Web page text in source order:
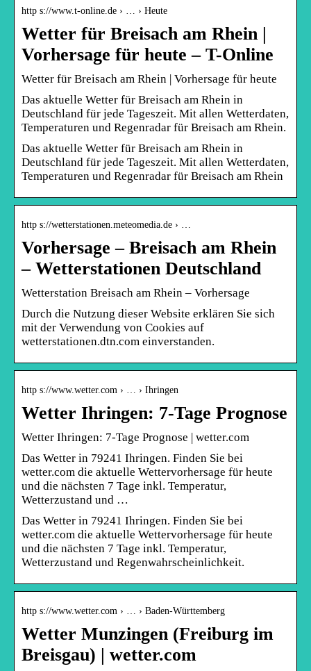
http s://www.t-online.de › … › Heute
Wetter für Breisach am Rhein |
Vorhersage für heute – T-Online
Wetter für Breisach am Rhein | Vorhersage für heute
Das aktuelle Wetter für Breisach am Rhein in
Deutschland für jede Tageszeit. Mit allen Wetterdaten,
Temperaturen und Regenradar für Breisach am Rhein.
Das aktuelle Wetter für Breisach am Rhein in
Deutschland für jede Tageszeit. Mit allen Wetterdaten,
Temperaturen und Regenradar für Breisach am Rhein
http s://wetterstationen.meteomedia.de › …
Vorhersage – Breisach am Rhein
– Wetterstationen Deutschland
Wetterstation Breisach am Rhein – Vorhersage
Durch die Nutzung dieser Website erklären Sie sich
mit der Verwendung von Cookies auf
wetterstationen.dtn.com einverstanden.
http s://www.wetter.com › … › Ihringen
Wetter Ihringen: 7-Tage Prognose
Wetter Ihringen: 7-Tage Prognose | wetter.com
Das Wetter in 79241 Ihringen. Finden Sie bei
wetter.com die aktuelle Wettervorhersage für heute
und die nächsten 7 Tage inkl. Temperatur,
Wetterzustand und …
Das Wetter in 79241 Ihringen. Finden Sie bei
wetter.com die aktuelle Wettervorhersage für heute
und die nächsten 7 Tage inkl. Temperatur,
Wetterzustand und Regenwahrscheinlichkeit.
http s://www.wetter.com › … › Baden-Württemberg
Wetter Munzingen (Freiburg im
Breisgau) | wetter.com